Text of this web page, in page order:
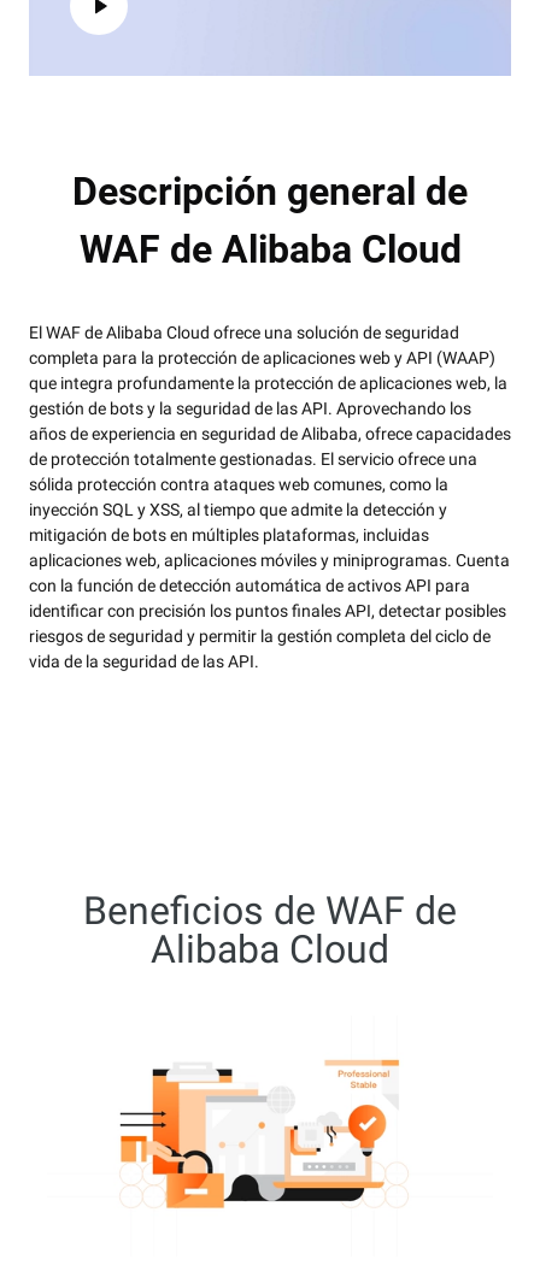
Descripción general de
WAF de Alibaba Cloud
El WAF de Alibaba Cloud ofrece una solución de seguridad
completa para la protección de aplicaciones web y API (WAAP)
que integra profundamente la protección de aplicaciones web, la
gestión de bots y la seguridad de las API. Aprovechando los
años de experiencia en seguridad de Alibaba, ofrece capacidades
de protección totalmente gestionadas. El servicio ofrece una
sólida protección contra ataques web comunes, como la
inyección SQL y XSS, al tiempo que admite la detección y
mitigación de bots en múltiples plataformas, incluidas
aplicaciones web, aplicaciones móviles y miniprogramas. Cuenta
con la función de detección automática de activos API para
identificar con precisión los puntos finales API, detectar posibles
riesgos de seguridad y permitir la gestión completa del ciclo de
vida de la seguridad de las API.
Beneficios de WAF de
Alibaba Cloud